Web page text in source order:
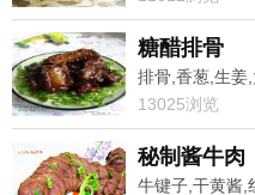
糖醋排骨
排骨,香葱,生姜
13025浏览
秘制酱牛肉